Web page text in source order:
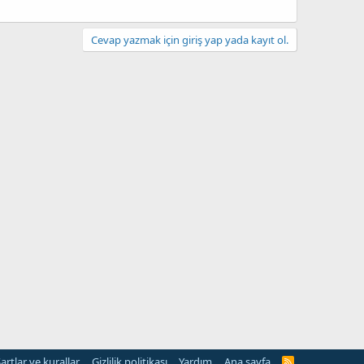
Cevap yazmak için giriş yap yada kayıt ol.
R